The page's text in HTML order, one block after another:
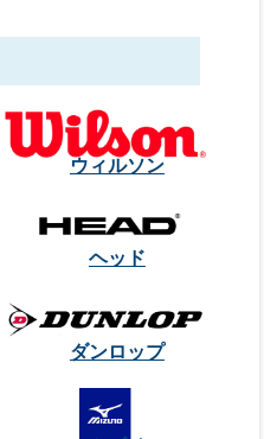
ウィルソン
ヘッド
ダンロップ